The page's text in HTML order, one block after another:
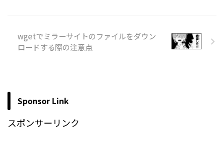
wgetでミラーサイトのファイルをダウン
ロードする際の注意点
Sponsor Link
スポンサーリンク